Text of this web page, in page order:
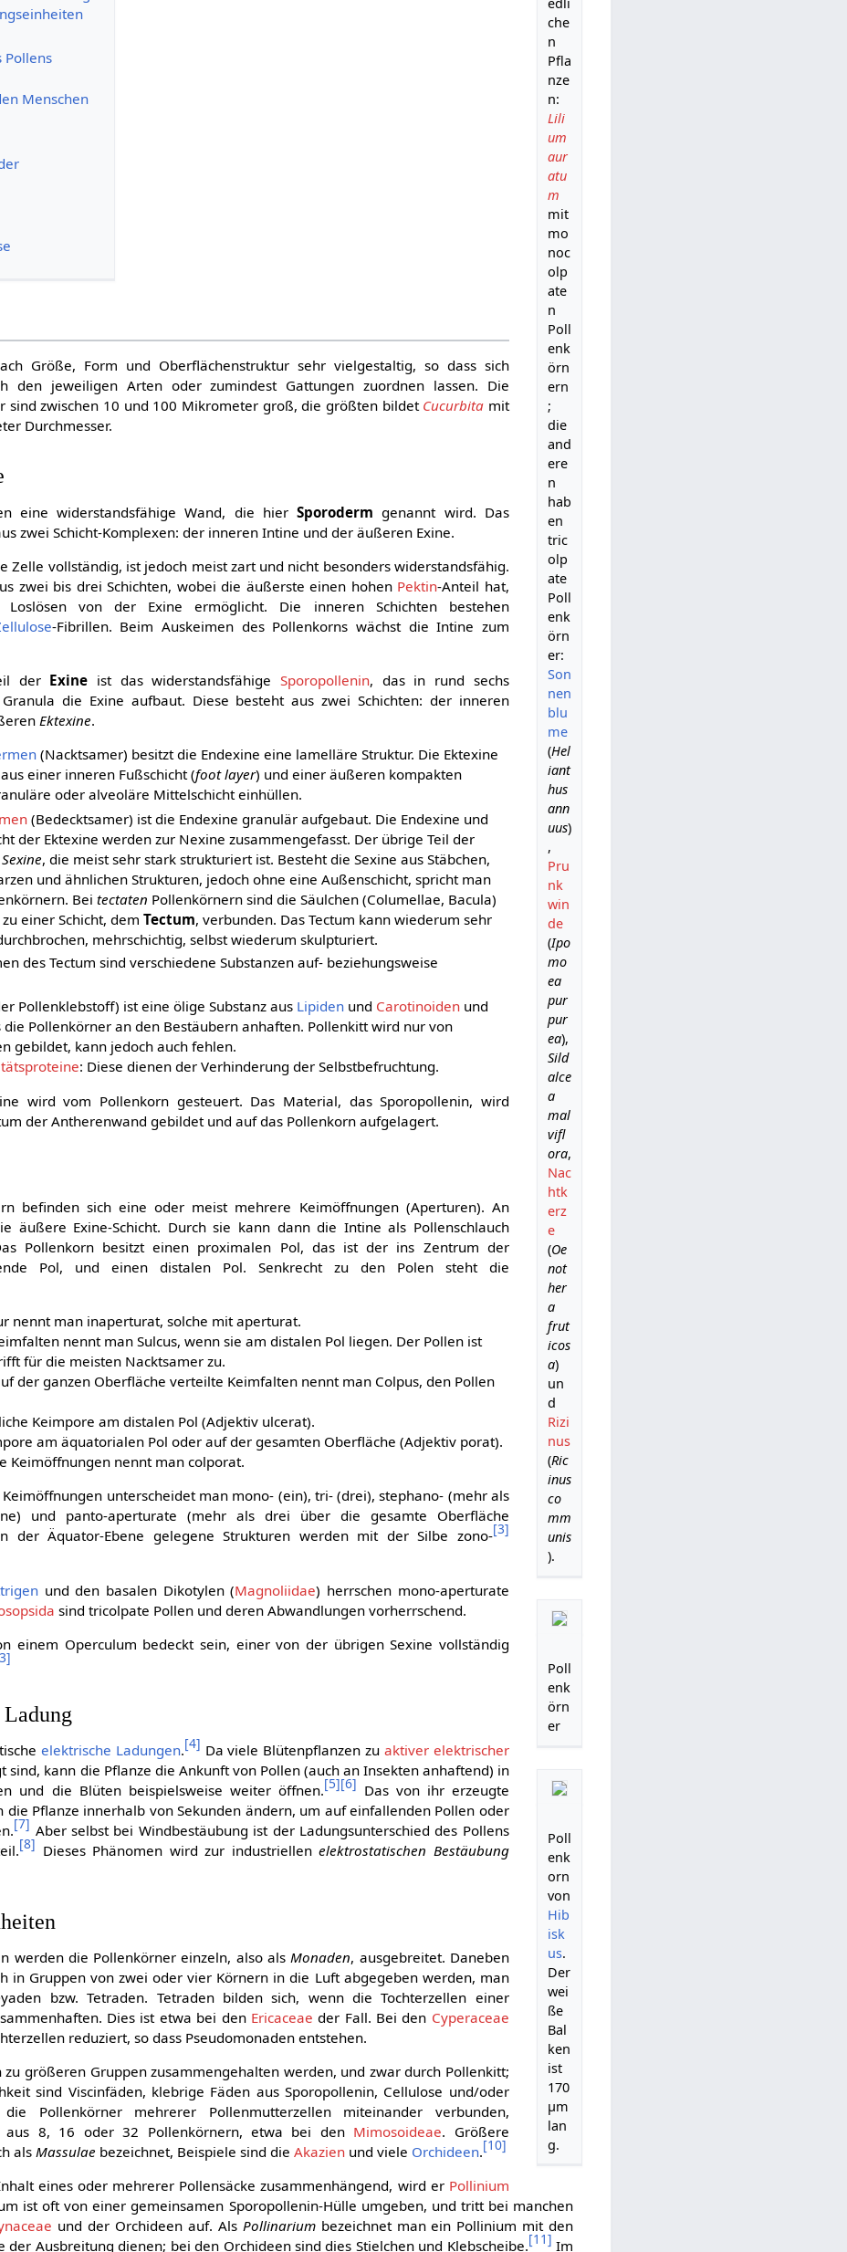
edli
che
n
Pfla
nze
n:
Lili
um
aur
atu
m
mit
mo
noc
olp
ate
n
Poll
enk
örn
ern
;
die
and
ere
n
hab
en
tric
olp
ate
Poll
enk
örn
er:
Son
nen
blu
me
(Hel
iant
hus
ann
uus)
,
Pru
nk
win
de
(Ipo
mo
ea
pur
pur
ea),
Sild
alce
a
mal
vifl
ora,
Nac
htk
erz
e
(Oe
not
her
a
frut
icos
a)
un
d
Rizi
nus
(Ric
inus
co
mm
unis
).
Pollens
Menschen
Poll
enk
örn
er
Poll
enk
orn
von
Hib
isk
us.
Der
wei
ße
Bal
ken
ist
170
µm
lan
g.
Größe, Form und Oberflächenstruktur sehr vielgestaltig, so dass sich
den jeweiligen Arten oder zumindest Gattungen zuordnen lassen. Die
sind zwischen 10 und 100 Mikrometer groß, die größten bildet Cucurbita mit
Durchmesser.
eine widerstandsfähige Wand, die hierSporoderm genannt wird. Das
zwei Schicht-Komplexen: der inneren Intine und der äußeren Exine.
Zelle vollständig, ist jedoch meist zart und nicht besonders widerstandsfähig.
zwei bis drei Schichten, wobei die äußerste einen hohen Pektin-Anteil hat,
von der Exine ermöglicht. Die inneren Schichten bestehen
-Fibrillen. Beim Auskeimen des Pollenkorns wächst die Intine zum
der Exine ist das widerstandsfähigeSporopollenin, das in rund sechs
die Exine aufbaut. Diese besteht aus zwei Schichten: der inneren
Ektexine.
(Nacktsamer) besitzt die Endexine eine lamelläre Struktur. Die Ektexine
einer inneren Fußschicht (foot layer) und einer äußeren kompakten
oder alveoläre Mittelschicht einhüllen.
(Bedecktsamer) ist die Endexine granulär aufgebaut. Die Endexine und
der Ektexine werden zur Nexine zusammengefasst. Der übrige Teil der
Sexine, die meist sehr stark strukturiert ist. Besteht die Sexine aus Stäbchen,
und ähnlichen Strukturen, jedoch ohne eine Außenschicht, spricht man
Bei tectaten Pollenkörnern sind die Säulchen (Columellae, Bacula)
einer Schicht, dem Tectum, verbunden. Das Tectum kann wiederum sehr
mehrschichtig, selbst wiederum skulpturiert.
des Tectum sind verschiedene Substanzen auf- beziehungsweise
Pollenklebstoff) ist eine ölige Substanz aus Lipidenund Carotinoidenund
die Pollenkörner an den Bestäubern anhaften. Pollenkitt wird nur von
gebildet, kann jedoch auch fehlen.
: Diese dienen der Verhinderung der Selbstbefruchtung.
wird vom Pollenkorn gesteuert. Das Material, das Sporopollenin, wird
der Antherenwand gebildet und auf das Pollenkorn aufgelagert.
befinden sich eine oder meist mehrere Keimöffnungen (Aperturen). An
äußere Exine-Schicht. Durch sie kann dann die Intine als Pollenschlauch
Pollenkorn besitzt einen proximalen Pol, das ist der ins Zentrum der
Pol, und einen distalen Pol. Senkrecht zu den Polen steht die
nennt man inaperturat, solche mit aperturat.
nennt man Sulcus, wenn sie am distalen Pol liegen. Der Pollen ist
für die meisten Nacktsamer zu.
der ganzen Oberfläche verteilte Keimfalten nennt man Colpus, den Pollen
Keimpore am distalen Pol (Adjektiv ulcerat).
am äquatorialen Pol oder auf der gesamten Oberfläche (Adjektiv porat).
Keimöffnungen nennt man colporat.
unterscheidet man mono- (ein), tri- (drei), stephano- (mehr als
und panto-aperturate (mehr als drei über die gesamte Oberfläche
der Äquator-Ebene gelegene Strukturen werden mit der Silbe zono-[3]
und den basalen Dikotylen (Magnoliidae) herrschen mono-aperturate
sind tricolpate Pollen und deren Abwandlungen vorherrschend.
einem Operculum bedeckt sein, einer von der übrigen Sexine vollständig
3]
elektrische Ladungen.[4] Da viele Blütenpflanzen zuaktiver elektrischer
sind, kann die Pflanze die Ankunft von Pollen (auch an Insekten anhaftend) in
und die Blüten beispielsweise weiter öffnen.[5][6] Das von ihr erzeugte
die Pflanze innerhalb von Sekunden ändern, um auf einfallenden Pollen oder
[7] Aber selbst bei Windbestäubung ist der Ladungsunterschied des Pollens
[8] Dieses Phänomen wird zur industriellenelektrostatischen Bestäubung
werden die Pollenkörner einzeln, also als Monaden, ausgebreitet. Daneben
in Gruppen von zwei oder vier Körnern in die Luft abgegeben werden, man
bzw. Tetraden. Tetraden bilden sich, wenn die Tochterzellen einer
Dies ist etwa bei den Ericaceae der Fall. Bei den Cyperaceae
reduziert, so dass Pseudomonaden entstehen.
größeren Gruppen zusammengehalten werden, und zwar durch Pollenkitt;
sind Viscinfäden, klebrige Fäden aus Sporopollenin, Cellulose und/oder
Pollenkörner mehrerer Pollenmutterzellen miteinander verbunden,
aus 8, 16 oder 32 Pollenkörnern, etwa bei den Mimosoideae. Größere
alsMassulae bezeichnet, Beispiele sind dieAkazien und viele Orchideen.[10]
eines oder mehrerer Pollensäcke zusammenhängend, wird er Pollinium
ist oft von einer gemeinsamen Sporopollenin-Hülle umgeben, und tritt bei manchen
und der Orchideen auf. Als Pollinariumbezeichnet man ein Pollinium mit den
der Ausbreitung dienen; bei den Orchideen sind dies Stielchen und Klebscheibe.[11] Im